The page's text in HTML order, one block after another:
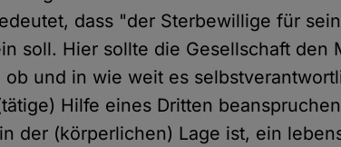
dass "der Sterbewillige für
soll. Hier sollte die Gesellschaft den
ob und in wie weit es
Hilfe eines Dritten
der (körperlichen) Lage ist, ein